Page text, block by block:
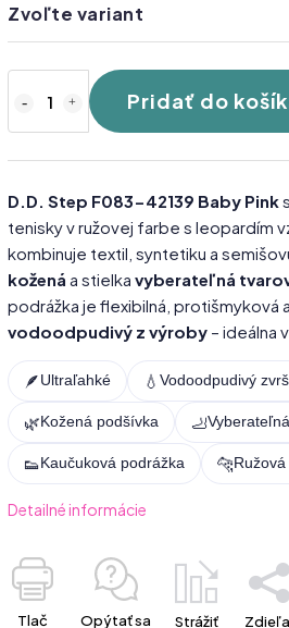
Zvoľte variant
Pridať do
D.D. Step F083-42139 Baby Pink
tenisky v ružovej farbe s leopardím
kombinuje textil, syntetiku a
kožená a stielka vyberateľná
podrážka je flexibilná, protišmyková
vodoodpudivý z výroby – ideálna
🪶 Ultraľahké 💧 Vodoodpudivý
🌿 Kožená podšívka 🦶
👟 Kaučuková podrážka 🐆
Detailné informácie
Tlač Opýtať sa Strážiť